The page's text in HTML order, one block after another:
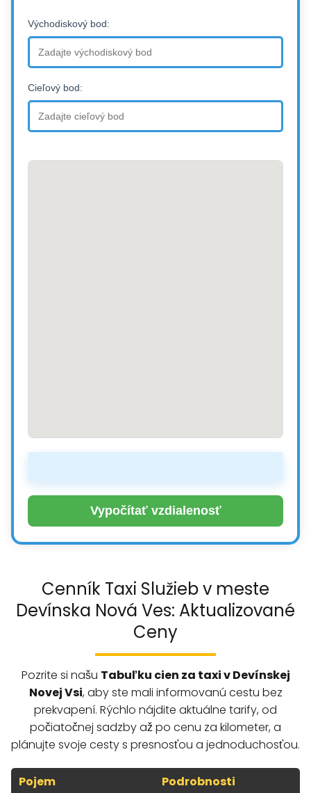
Východiskový bod:
Cieľový bod:
Vypočítať vzdialenosť
Cenník Taxi Služieb v meste
Devínska Nová Ves: Aktualizované
Ceny
Pozrite si našu Tabuľku cien za taxi v Devínskej
Novej Vsi, aby ste mali informovanú cestu bez
prekvapení. Rýchlo nájdite aktuálne tarify, od
počiatočnej sadzby až po cenu za kilometer, a
plánujte svoje cesty s presnosťou a jednoduchosťou.
Pojem Podrobnosti